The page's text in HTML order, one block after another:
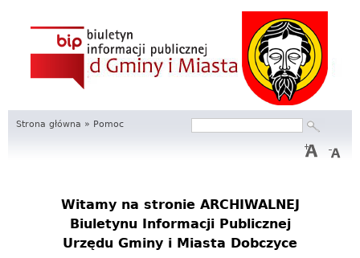
e
r
w
I
n
Formularz
Strona główna » Pomoc
Witamy na stronie ARCHIWALNEJ
Biuletynu Informacji Publicznej
Urzędu Gminy i Miasta Dobczyce